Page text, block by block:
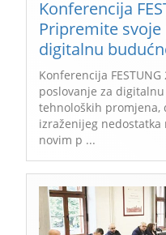
Konferencija
Pripremite svoje
digitalnu
Konferencija
poslovanje za
tehnoloških promjena,
izraženijeg
novim p ...